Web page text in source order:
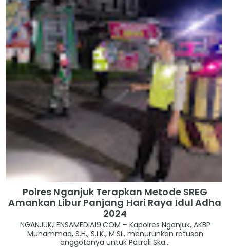
Polres Nganjuk Terapkan Metode SREG
Amankan Libur Panjang Hari Raya Idul Adha
2024
NGANJUK,LENSAMEDIA19.COM – Kapolres Nganjuk, AKBP
Muhammad, S.H., S.I.K., M.Si., menurunkan ratusan
anggotanya untuk Patroli Ska...